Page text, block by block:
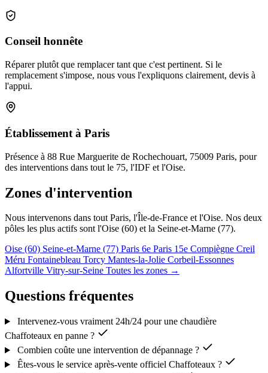
Conseil honnête
Réparer plutôt que remplacer tant que c'est pertinent. Si le
remplacement s'impose, nous vous l'expliquons clairement, devis à
l'appui.
Établissement à Paris
Présence à 88 Rue Marguerite de Rochechouart, 75009 Paris, pour
des interventions dans tout le 75, l'IDF et l'Oise.
Zones d'intervention
Nous intervenons dans tout Paris, l'Île-de-France et l'Oise. Nos deux
pôles les plus actifs sont l'Oise (60) et la Seine-et-Marne (77).
Oise (60) Seine-et-Marne (77) Paris 6e Paris 15e Compiègne Creil
Méru Fontainebleau Torcy Mantes-la-Jolie Corbeil-Essonnes
Alfortville Vitry-sur-Seine Toutes les zones →
Questions fréquentes
Intervenez-vous vraiment 24h/24 pour une chaudière
Chaffoteaux en panne ?
Combien coûte une intervention de dépannage ?
Êtes-vous le service après-vente officiel Chaffoteaux ?